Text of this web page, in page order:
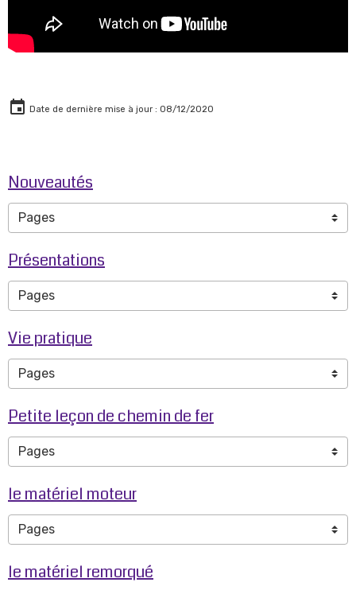
Date de dernière mise à jour : 08/12/2020
Nouveautés
Présentations
Vie pratique
Petite leçon de chemin de fer
le matériel moteur
le matériel remorqué